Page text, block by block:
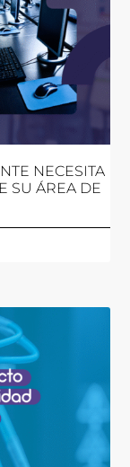
NECESITA
SU ÁREA DE